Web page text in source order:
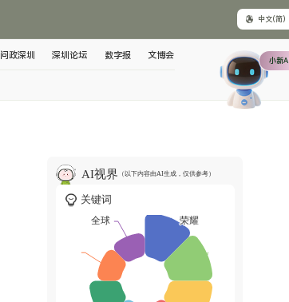
中文(简)
问政深圳 深圳论坛 数字报 文博会 小新AI
AI视界 （以下内容由AI生成，仅供参考）
关键词